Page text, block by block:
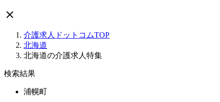

介護求人ドットコムTOP
北海道
北海道の介護求人特集
検索結果
浦幌町